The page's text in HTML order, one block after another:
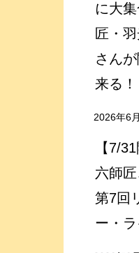
に大
匠・
さん
来る！
2026年6
【7/
六師
第7回
ー・